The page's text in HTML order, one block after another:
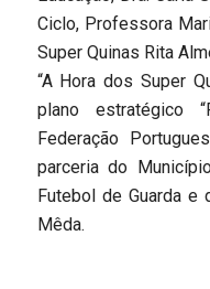
Ciclo, Professora
Super Quinas Rita
“A Hora dos Super
plano estratégico
Federação
parceria do
Futebol de Guarda e
Mêda.